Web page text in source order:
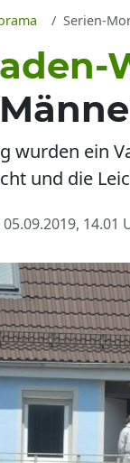
Serien-
wurden ein
und die
05.09.2019, 14.01